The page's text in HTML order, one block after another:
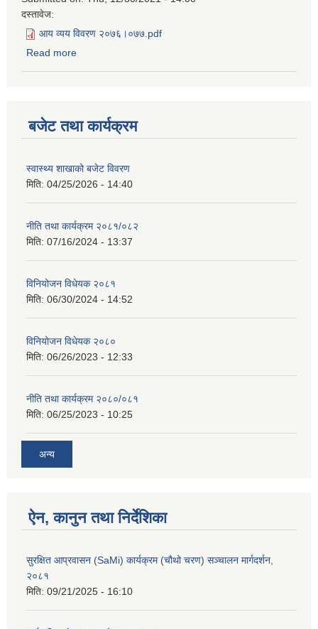
दस्तावेज:
आय व्यय विवरण २०७६।०७७.pdf
Read more
बजेट तथा कार्यक्रम
स्वास्थ्य शाखाको बजेट विवरण
मिति: 04/25/2026 - 14:40
नीति तथा कार्यक्रम २०८१/०८२
मिति: 07/16/2024 - 13:37
विनियोजन विधेयक २०८१
मिति: 06/30/2024 - 14:52
विनियोजन विधेयक २०८०
मिति: 06/26/2023 - 12:33
नीति तथा कार्यक्रम २०८०/०८१
मिति: 06/25/2023 - 10:25
अन्य
ऐन, कानुन तथा निर्देशिका
सुरक्षित आप्रवासन (SaMi) कार्यक्रम (चौथो चरण) सञ्चालन मार्गदर्शन,
२०८१
मिति: 09/21/2025 - 16:10